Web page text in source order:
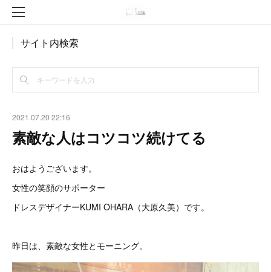
サイト内検索
2021.07.20 22:16
素敵な人はコツコツ続けてる
おはようございます。
女性の笑顔のサポーター
ドレスデザイナーKUMI OHARA（大原久美）です。
昨日は、素敵な女性とモーニング。